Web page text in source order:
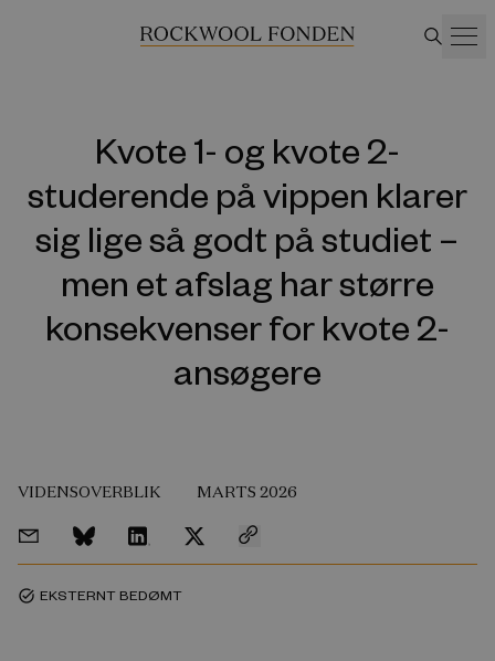
Kvote 1- og kvote 2-
studerende på vippen klarer
sig lige så godt på studiet –
men et afslag har større
konsekvenser for kvote 2-
ansøgere
VIDENSOVERBLIK MARTS 2026
task_alt EKSTERNT BEDØMT